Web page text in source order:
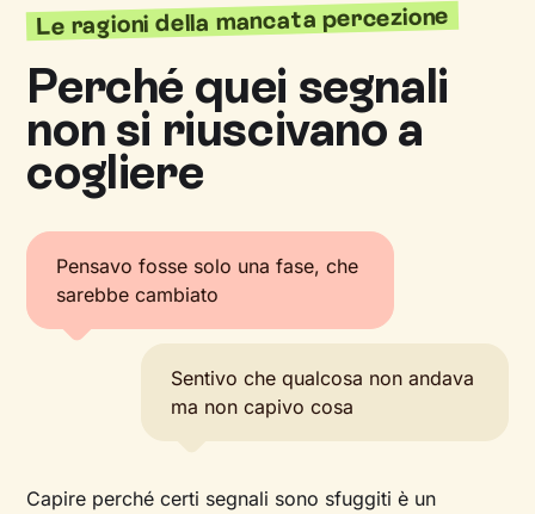
Le ragioni della mancata percezione
Perché quei segnali
non si riuscivano a
cogliere
Pensavo fosse solo una fase, che
sarebbe cambiato
Sentivo che qualcosa non andava
ma non capivo cosa
Capire perché certi segnali sono sfuggiti è un